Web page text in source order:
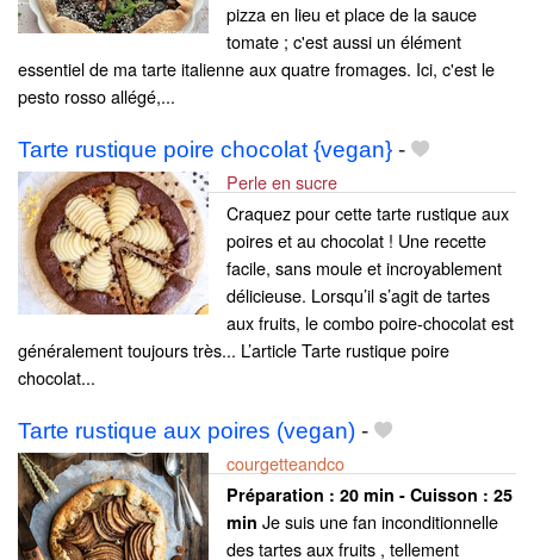
pizza en lieu et place de la sauce
tomate ; c'est aussi un élément
essentiel de ma tarte italienne aux quatre fromages. Ici, c'est le
pesto rosso allégé,...
Tarte rustique poire chocolat {vegan} -
Perle en sucre
Craquez pour cette tarte rustique aux
poires et au chocolat ! Une recette
facile, sans moule et incroyablement
délicieuse. Lorsqu’il s’agit de tartes
aux fruits, le combo poire-chocolat est
généralement toujours très... L’article Tarte rustique poire
chocolat...
Tarte rustique aux poires (vegan) -
courgetteandco
Préparation : 20 min - Cuisson : 25
min Je suis une fan inconditionnelle
des tartes aux fruits , tellement